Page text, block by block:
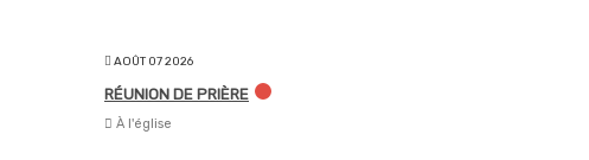
AOÛT 07 2026
RÉUNION DE PRIÈRE
À l'église